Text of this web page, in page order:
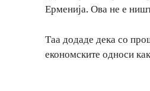
Ерменија. Ова не е
Таа додаде дека со
економските односи